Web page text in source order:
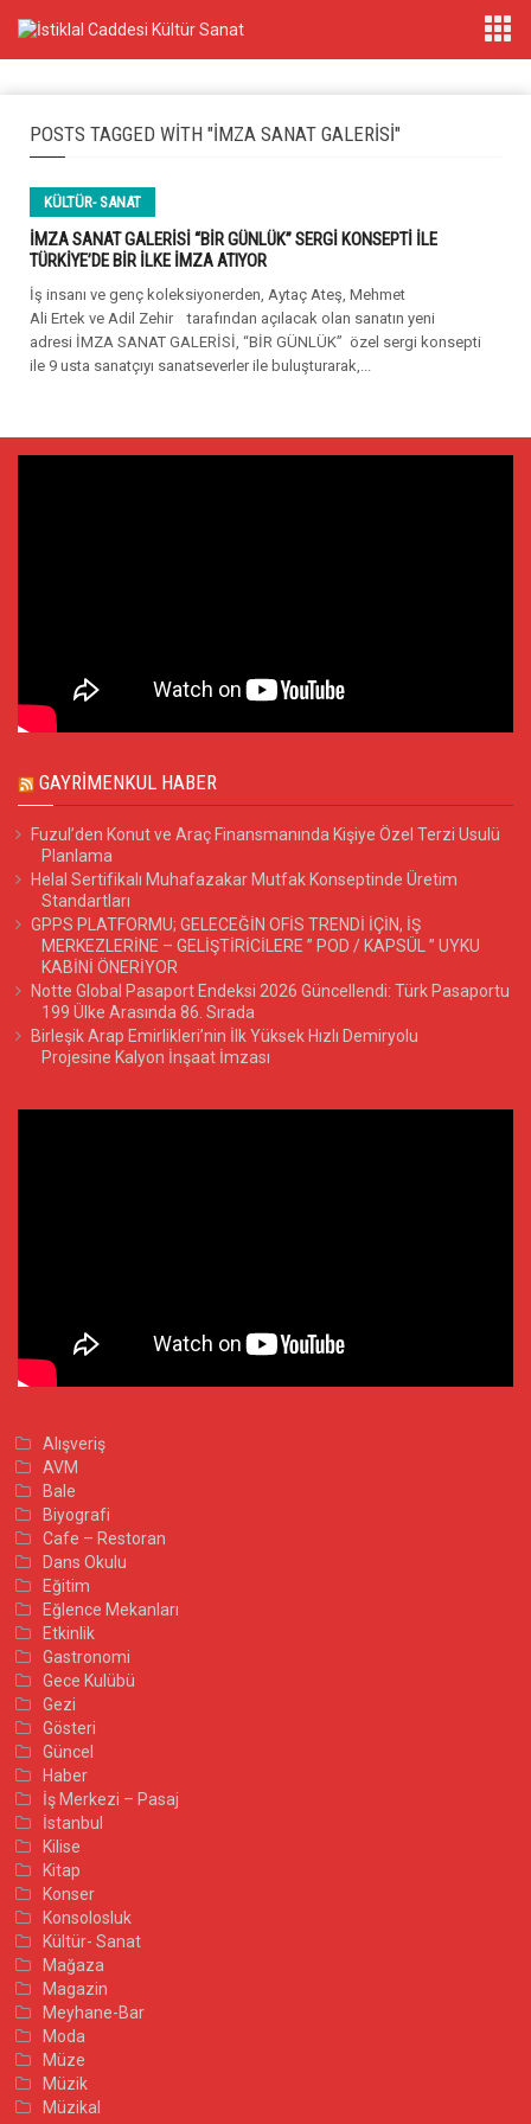
POSTS TAGGED WITH "İMZA SANAT GALERİSİ"
KÜLTÜR- SANAT
İMZA SANAT GALERİSİ “BİR GÜNLÜK” SERGİ KONSEPTİ İLE
TÜRKİYE’DE BİR İLKE İMZA ATIYOR
İş insanı ve genç koleksiyonerden, Aytaç Ateş, Mehmet
Ali Ertek ve Adil Zehir tarafından açılacak olan sanatın yeni
adresi İMZA SANAT GALERİSİ, “BİR GÜNLÜK” özel sergi konsepti
ile 9 usta sanatçıyı sanatseverler ile buluşturarak,...
GAYRIMENKUL HABER
Fuzul’den Konut ve Araç Finansmanında Kişiye Özel Terzi Usulü
Planlama
Helal Sertifikalı Muhafazakar Mutfak Konseptinde Üretim
Standartları
GPPS PLATFORMU; GELECEĞİN OFİS TRENDİ İÇİN, İŞ
MERKEZLERİNE – GELİŞTİRİCİLERE ” POD / KAPSÜL ” UYKU
KABİNİ ÖNERİYOR
Notte Global Pasaport Endeksi 2026 Güncellendi: Türk Pasaportu
199 Ülke Arasında 86. Sırada
Birleşik Arap Emirlikleri’nin İlk Yüksek Hızlı Demiryolu
Projesine Kalyon İnşaat İmzası
Alışveriş
AVM
Bale
Biyografi
Cafe – Restoran
Dans Okulu
Eğitim
Eğlence Mekanları
Etkinlik
Gastronomi
Gece Kulübü
Gezi
Gösteri
Güncel
Haber
İş Merkezi – Pasaj
İstanbul
Kilise
Kitap
Konser
Konsolosluk
Kültür- Sanat
Mağaza
Magazin
Meyhane-Bar
Moda
Müze
Müzik
Müzikal